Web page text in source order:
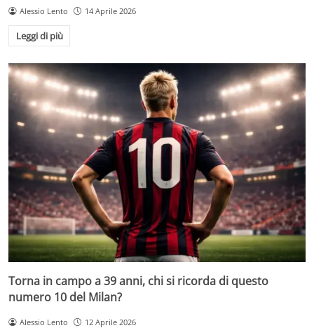
Alessio Lento 14 Aprile 2026
Leggi di più
Torna in campo a 39 anni, chi si ricorda di questo
numero 10 del Milan?
Alessio Lento 12 Aprile 2026